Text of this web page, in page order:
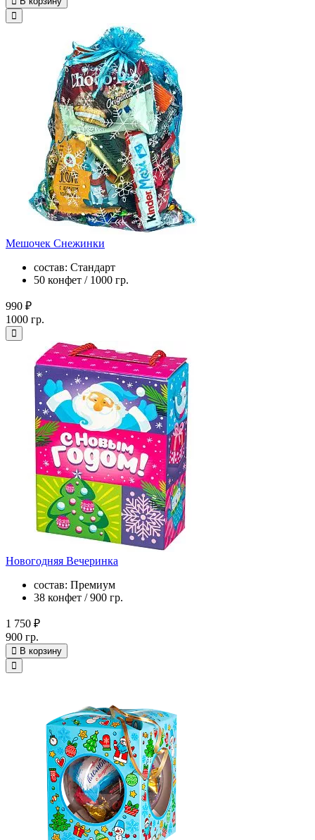
Мешочек Снежинки
состав: Стандарт
50 конфет / 1000 гр.
990 ₽
1000 гр.
Новогодняя Вечеринка
состав: Премиум
38 конфет / 900 гр.
1 750 ₽
900 гр.
В корзину